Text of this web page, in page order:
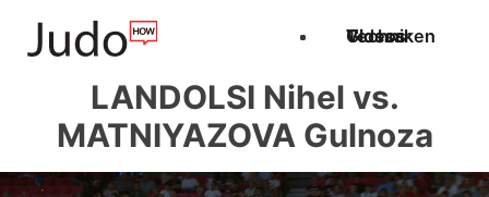
Techniken
Videos
Glossar
LANDOLSI Nihel vs.
MATNIYAZOVA Gulnoza